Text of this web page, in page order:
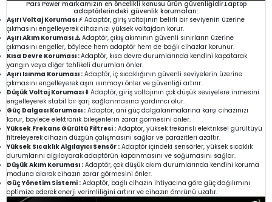
Pars Power markamızın en öncelikli konusu ürün güvenliğidir.Laptop
adaptörlerindeki güvenlik korumaları:
Aşırı Voltaj Koruması ⚡ Adaptör, giriş voltajının belirli bir seviyenin üzerine
çıkmasını engelleyerek cihazınızı yüksek voltajdan korur.
Aşırı Akım Koruması ⚠️Adaptör, çıkış akımının güvenli sınırların üzerine
çıkmasını engeller, böylece hem adaptör hem de bağlı cihazlar korunur.
Kısa Devre Koruması :Adaptör, kısa devre durumlarında kendini kapatarak
yangın veya diğer tehlikeli durumları önler.
Aşırı Isınma Koruması : Adaptör, iç sıcaklığının güvenli seviyelerin üzerine
çıkmasını engelleyerek aşırı ısınmayı önler ve güvenliği artırır.
Düşük Voltaj Koruması ⬇️ Adaptör, giriş voltajının çok düşük seviyelere inmesini
engelleyerek stabil bir şarj sağlanmasına yardımcı olur.
Güç Dalgası Koruması : Adaptör, ani güç dalgalanmalarına karşı cihazınızı
korur, böylece elektronik bileşenlerin zarar görmesini önler.
Yüksek Frekans Gürültü Filtresi : Adaptör, yüksek frekanslı elektriksel gürültüyü
filtreleyerek cihazın düzgün çalışmasını sağlar ve parazitleri azaltır.
Yüksek Sıcaklık Algılayıcı Sensör : Adaptör içindeki sensörler, yüksek sıcaklık
durumlarını algılayarak adaptörün kapanmasını ve soğumasını sağlar.
Düşük Akım Koruması : Adaptör, çok düşük akım durumlarında kendini koruma
moduna alarak cihazın zarar görmesini önler.
Güç Yönetim Sistemi : Adaptör, bağlı cihazın ihtiyacına göre güç dağılımını
optimize ederek enerji verimliliğini artırır ve cihazın ömrünü uzatır.